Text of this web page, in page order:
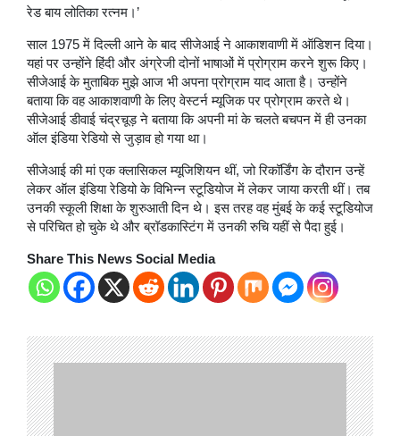
रेड बाय लोतिका रत्नम।’
साल 1975 में दिल्ली आने के बाद सीजेआई ने आकाशवाणी में ऑडिशन दिया।
यहां पर उन्होंने हिंदी और अंग्रेजी दोनों भाषाओं में प्रोग्राम करने शुरू किए।
सीजेआई के मुताबिक मुझे आज भी अपना प्रोग्राम याद आता है। उन्होंने
बताया कि वह आकाशवाणी के लिए वेस्टर्न म्यूजिक पर प्रोग्राम करते थे।
सीजेआई डीवाई चंद्रचूड़ ने बताया कि अपनी मां के चलते बचपन में ही उनका
ऑल इंडिया रेडियो से जुड़ाव हो गया था।
सीजेआई की मां एक क्लासिकल म्यूजिशियन थीं, जो रिकॉर्डिंग के दौरान उन्हें
लेकर ऑल इंडिया रेडियो के विभिन्न स्टूडियोज में लेकर जाया करती थीं। तब
उनकी स्कूली शिक्षा के शुरुआती दिन थे। इस तरह वह मुंबई के कई स्टूडियोज
से परिचित हो चुके थे और ब्रॉडकास्टिंग में उनकी रुचि यहीं से पैदा हुई।
Share This News Social Media